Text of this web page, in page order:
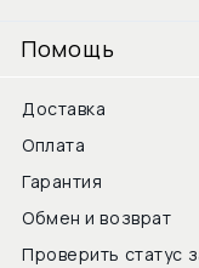
Помощь
Доставка
Оплата
Гарантия
Обмен и возврат
Проверить статус